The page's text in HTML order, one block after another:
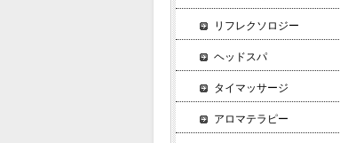
リフレクソロジー
ヘッドスパ
タイマッサージ
アロマテラピー